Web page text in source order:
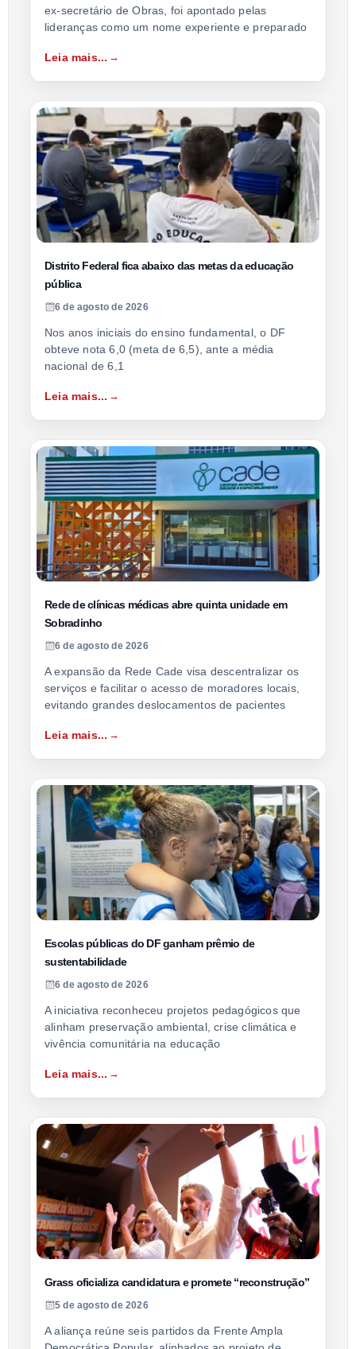
ex-secretário de Obras, foi apontado pelas
lideranças como um nome experiente e preparado
Leia mais...
Distrito Federal fica abaixo das metas da educação
pública
6 de agosto de 2026
Nos anos iniciais do ensino fundamental, o DF
obteve nota 6,0 (meta de 6,5), ante a média
nacional de 6,1
Leia mais...
Rede de clínicas médicas abre quinta unidade em
Sobradinho
6 de agosto de 2026
A expansão da Rede Cade visa descentralizar os
serviços e facilitar o acesso de moradores locais,
evitando grandes deslocamentos de pacientes
Leia mais...
Escolas públicas do DF ganham prêmio de
sustentabilidade
6 de agosto de 2026
A iniciativa reconheceu projetos pedagógicos que
alinham preservação ambiental, crise climática e
vivência comunitária na educação
Leia mais...
Grass oficializa candidatura e promete “reconstrução”
5 de agosto de 2026
A aliança reúne seis partidos da Frente Ampla